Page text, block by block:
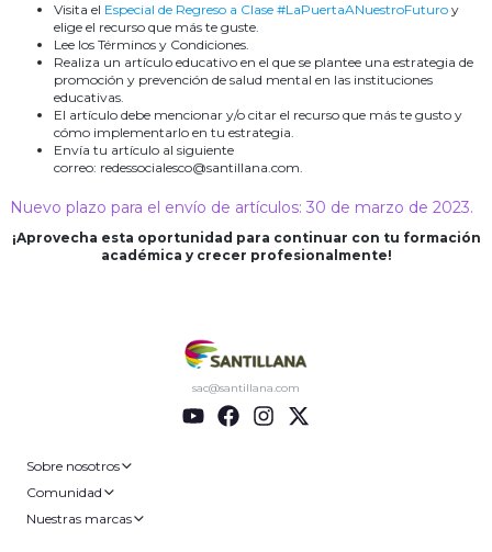
Visita el Especial de Regreso a Clase #LaPuertaANuestroFuturoy
elige el recurso que más te guste.
Lee los Términos y Condiciones.
Realiza un artículo educativo en el que se plantee una estrategia de
promoción y prevención de salud mental en las instituciones
educativas.
El artículo debe mencionar y/o citar el recurso que más te gusto y
cómo implementarlo en tu estrategia.
Envía tu artículo al siguiente
correo: redessocialesco@santillana.com.
Nuevo plazo para el envío de artículos: 30 de marzo de 2023.
¡Aprovecha esta oportunidad para continuar con tu formación
académica y crecer profesionalmente!
sac@santillana.com
Sobre nosotros
Comunidad
Nuestras marcas